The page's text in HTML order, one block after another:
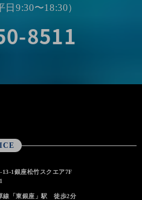
日9:30〜18:30）
8511
1銀座松竹スクエア7F
線「東銀座」駅 徒歩2分